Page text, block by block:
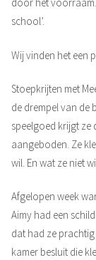
door het voorraam.
school’.
Wij vinden het een
Stoepkrijten met
de drempel van de
speelgoed krijgt
aangeboden. Ze
wil. En wat ze niet
Afgelopen week
Aimy had een
dat had ze
kamer besluit die